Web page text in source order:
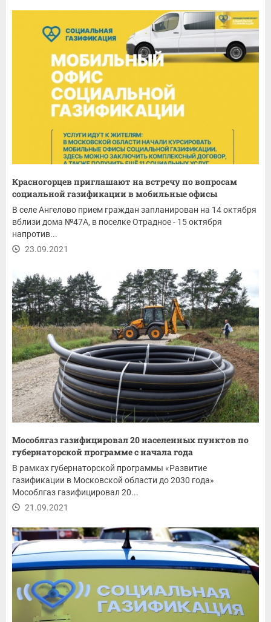
Красногорцев приглашают на встречу по вопросам
социальной газификации в мобильные офисы
В селе Ангелово прием граждан запланирован на 14 октября
вблизи дома №47А, в поселке Отрадное - 15 октября
напротив...
23.09.2021
Мособлгаз газифицировал 20 населенных пунктов по
губернаторской программе с начала года
В рамках губернаторской программы «Развитие
газификации в Московской области до 2030 года»
Мособлгаз газифицировал 20...
21.09.2021